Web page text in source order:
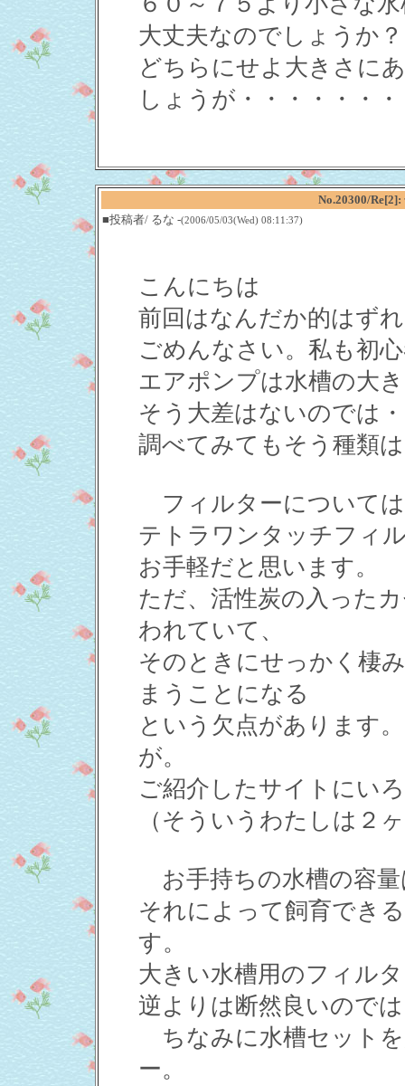
大丈夫なのでしょうか？
どちらにせよ大きさに
しょうが・・・・・・・
No.20300/
■投稿者/ るな -(2006/05/03(Wed) 08:11:37)
こんにちは
前回はなんだか的はず
ごめんなさい。私も初
エアポンプは水槽の大
そう大差はないのでは
調べてみてもそう種類
フィルターについて
テトラワンタッチフィ
お手軽だと思います。
ただ、活性炭の入った
われていて、
そのときにせっかく棲
まうことになる
という欠点があります
が。
ご紹介したサイトにい
（そういうわたしは２
お手持ちの水槽の容
それによって飼育でき
す。
大きい水槽用のフィル
逆よりは断然良いので
ちなみに水槽セット
ー。